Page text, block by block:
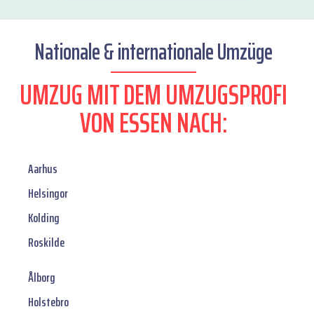
Nationale & internationale Umzüge
UMZUG MIT DEM UMZUGSPROFI
VON ESSEN NACH:
Aarhus
Helsingor
Kolding
Roskilde
Ålborg
Holstebro